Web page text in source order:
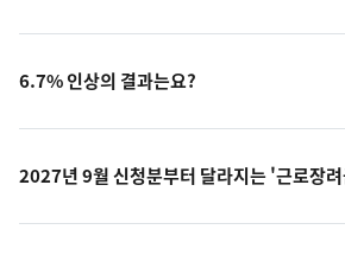
6.7% 인상의 결과는요?
2027년 9월 신청분부터 달라지는 '근로장